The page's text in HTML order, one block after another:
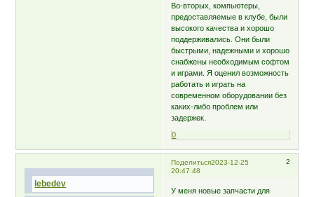
Во-вторых, компьютеры,
предоставляемые в клубе, были
высокого качества и хорошо
поддерживались. Они были
быстрыми, надежными и хорошо
снабжены необходимым софтом
и играми. Я оценил возможность
работать и играть на
современном оборудовании без
каких-либо проблем или
задержек.
0
Поделиться 2
2023-12-25
20:47:48
lebedev
У меня новые запчасти для